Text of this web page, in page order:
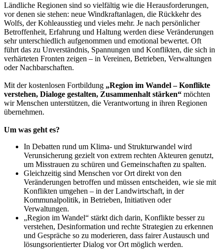
Ländliche Regionen sind so vielfältig wie die Herausforderungen,
vor denen sie stehen: neue Windkraftanlagen, die Rückkehr des
Wolfs, der Kohleausstieg und vieles mehr. Je nach persönlicher
Betroffenheit, Erfahrung und Haltung werden diese Veränderungen
sehr unterschiedlich aufgenommen und emotional bewertet. Oft
führt das zu Unverständnis, Spannungen und Konflikten, die sich in
verhärteten Fronten zeigen – in Vereinen, Betrieben, Verwaltungen
oder Nachbarschaften.
Mit der kostenlosen Fortbildung „Region im Wandel – Konflikte
verstehen, Dialoge gestalten, Zusammenhalt stärken“ möchten
wir Menschen unterstützen, die Verantwortung in ihren Regionen
übernehmen.
Um was geht es?
In Debatten rund um Klima- und Strukturwandel wird
Verunsicherung gezielt von extrem rechten Akteuren genutzt,
um Misstrauen zu schüren und Gemeinschaften zu spalten.
Gleichzeitig sind Menschen vor Ort direkt von den
Veränderungen betroffen und müssen entscheiden, wie sie mit
Konflikten umgehen – in der Landwirtschaft, in der
Kommunalpolitik, in Betrieben, Initiativen oder
Verwaltungen.
„Region im Wandel“ stärkt dich darin, Konflikte besser zu
verstehen, Desinformation und rechte Strategien zu erkennen
und Gespräche so zu moderieren, dass fairer Austausch und
lösungsorientierter Dialog vor Ort möglich werden.